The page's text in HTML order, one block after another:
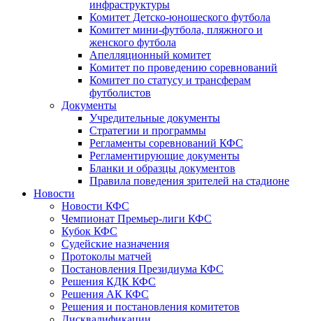
инфраструктуры
Комитет Детско-юношеского футбола
Комитет мини-футбола, пляжного и
женского футбола
Апелляционный комитет
Комитет по проведению соревнований
Комитет по статусу и трансферам
футболистов
Документы
Учредительные документы
Стратегии и программы
Регламенты соревнований КФС
Регламентирующие документы
Бланки и образцы документов
Правила поведения зрителей на стадионе
Новости
Новости КФС
Чемпионат Премьер-лиги КФС
Кубок КФС
Судейские назначения
Протоколы матчей
Постановления Президиума КФС
Решения КДК КФС
Решения АК КФС
Решения и постановления комитетов